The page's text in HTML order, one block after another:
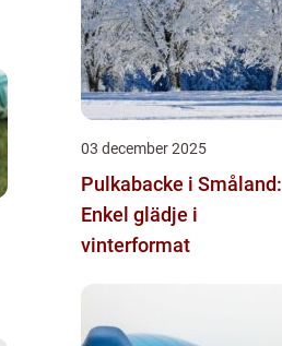
03 december 2025
Pulkabacke i Småland:
Enkel glädje i
vinterformat